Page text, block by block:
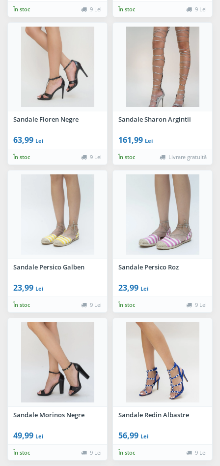
În stoc 9 Lei În stoc 9 Lei
Sandale Floren Negre
63,99 Lei
În stoc 9 Lei
Sandale Sharon Argintii
161,99 Lei
În stoc Livrare gratuită
Sandale Persico Galben
23,99 Lei
În stoc 9 Lei
Sandale Persico Roz
23,99 Lei
În stoc 9 Lei
Sandale Morinos Negre
49,99 Lei
În stoc 9 Lei
Sandale Redin Albastre
56,99 Lei
În stoc 9 Lei